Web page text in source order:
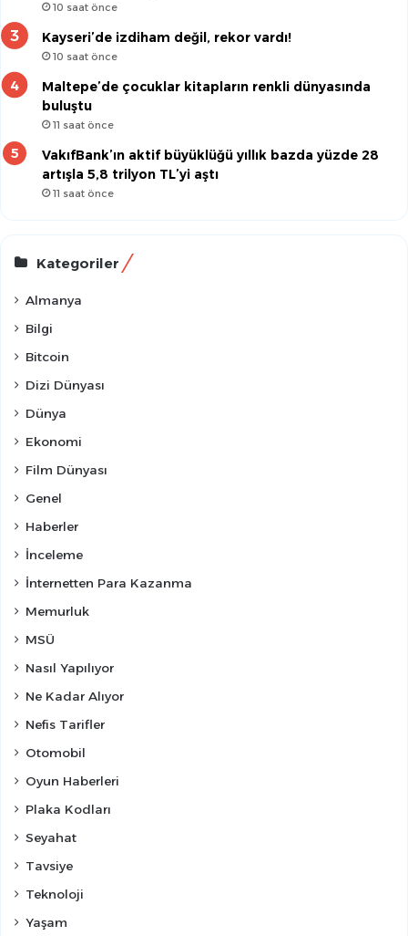
10 saat önce
Kayseri’de izdiham değil, rekor vardı!
10 saat önce
Maltepe’de çocuklar kitapların renkli dünyasında
buluştu
11 saat önce
VakıfBank’ın aktif büyüklüğü yıllık bazda yüzde 28
artışla 5,8 trilyon TL’yi aştı
11 saat önce
Kategoriler
Almanya
Bilgi
Bitcoin
Dizi Dünyası
Dünya
Ekonomi
Film Dünyası
Genel
Haberler
İnceleme
İnternetten Para Kazanma
Memurluk
MSÜ
Nasıl Yapılıyor
Ne Kadar Alıyor
Nefis Tarifler
Otomobil
Oyun Haberleri
Plaka Kodları
Seyahat
Tavsiye
Teknoloji
Yaşam